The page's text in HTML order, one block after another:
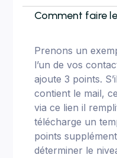
Comment faire
Prenons un
l’un de vos
ajoute 3 points.
contient le mail,
via ce lien il
télécharge un
points
déterminer le